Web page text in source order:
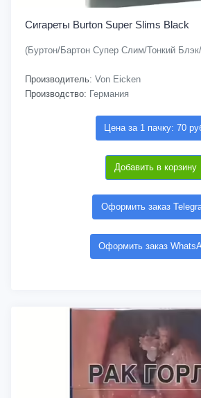
Сигареты Burton Super Slims Black
(Буртон/Бартон Супер Слим/Тонкий
Производитель: Von Eicken
Производство: Германия
Цена за 1 пачку: 70
Добавить в корзину
Оформить заказ
Оформить заказ